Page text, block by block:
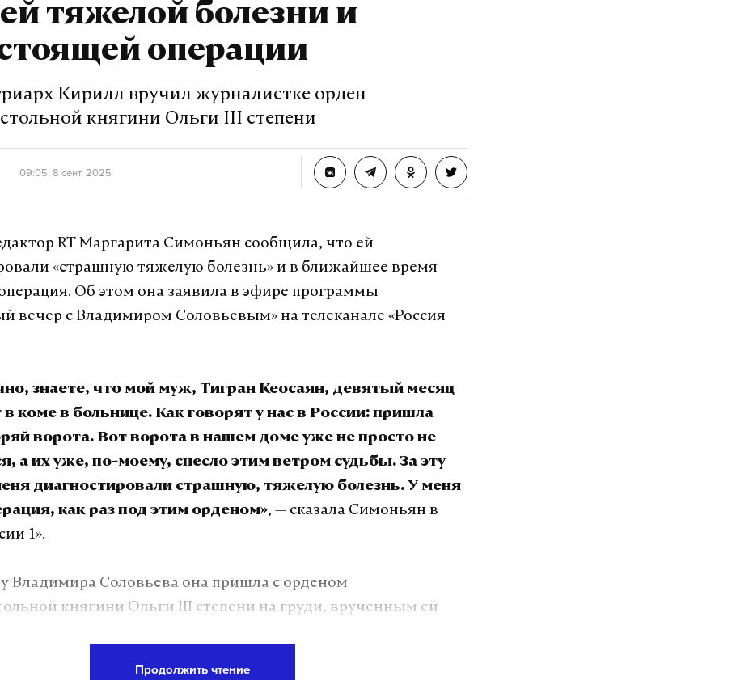
тяжелой болезни и
операции
Кирилл вручил журналистке орден
княгини Ольги III степени
09:05, 8 сент. 2025
RT Маргарита Симоньян сообщила, что ей
«страшную тяжелую болезнь» и в ближайшее время
Об этом она заявила в эфире программы
вечер с Владимиром Соловьевым» на телеканале «Россия
знаете, что мой муж, Тигран Кеосаян, девятый месяц
коме в больнице. Как говорят у нас в России: пришла
ворота. Вот ворота в нашем доме уже не просто не
а их уже, по-моему, снесло этим ветром судьбы. За эту
диагностировали страшную, тяжелую болезнь. У меня
как раз под этим орденом», — сказала Симоньян в
1».
Владимира Соловьева она пришла с орденом
княгини Ольги III степени на груди, врученным ей
Продолжить чтение